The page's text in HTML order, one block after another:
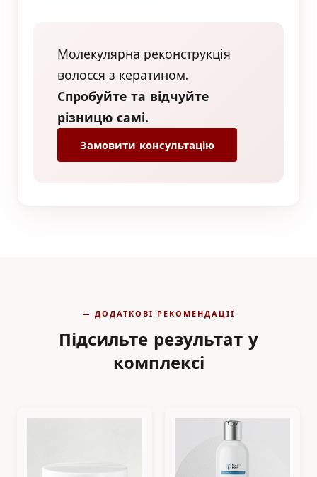
Молекулярна реконструкція
волосся з кератином.
Спробуйте та відчуйте
різницю самі.
Замовити консультацію
— ДОДАТКОВІ РЕКОМЕНДАЦІЇ
Підсильте результат у
комплексі